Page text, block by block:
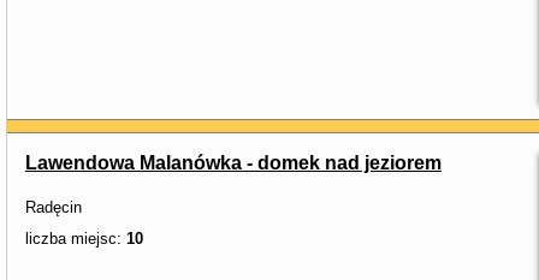
Lawendowa Malanówka - domek nad jeziorem
Radęcin
liczba miejsc: 10